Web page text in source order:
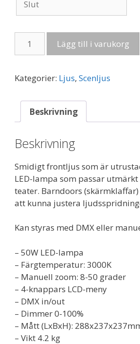
st
kannor
mängd
Lägg till i varukorg
Kategorier: Ljus, Scenljus
Beskrivning
Beskrivning
Smidigt frontljus som är
LED-lampa som passar utmärkt
teater. Barndoors
att kunna justera
Kan styras med DMX eller
– 50W LED-lampa
– Färgtemperatur: 3000K
– Manuell zoom: 8-50 grader
– 4-knappars LCD-meny
– DMX in/out
– Dimmer 0-100%
– Mått (LxBxH):
– Vikt 4.2 kg